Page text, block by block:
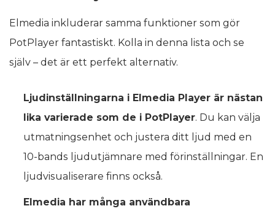
Elmedia inkluderar samma funktioner som gör
PotPlayer fantastiskt. Kolla in denna lista och se
själv – det är ett perfekt alternativ.
Ljudinställningarna i Elmedia Player är nästan
lika varierade som de i PotPlayer. Du kan välja
utmatningsenhet och justera ditt ljud med en
10-bands ljudutjämnare med förinställningar. En
ljudvisualiserare finns också.
Elmedia har många användbara